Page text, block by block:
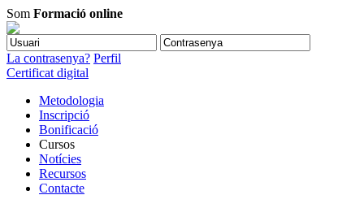
Som Formació online
La contrasenya? Perfil
Certificat digital
Metodologia
Inscripció
Bonificació
Cursos
Notícies
Recursos
Contacte